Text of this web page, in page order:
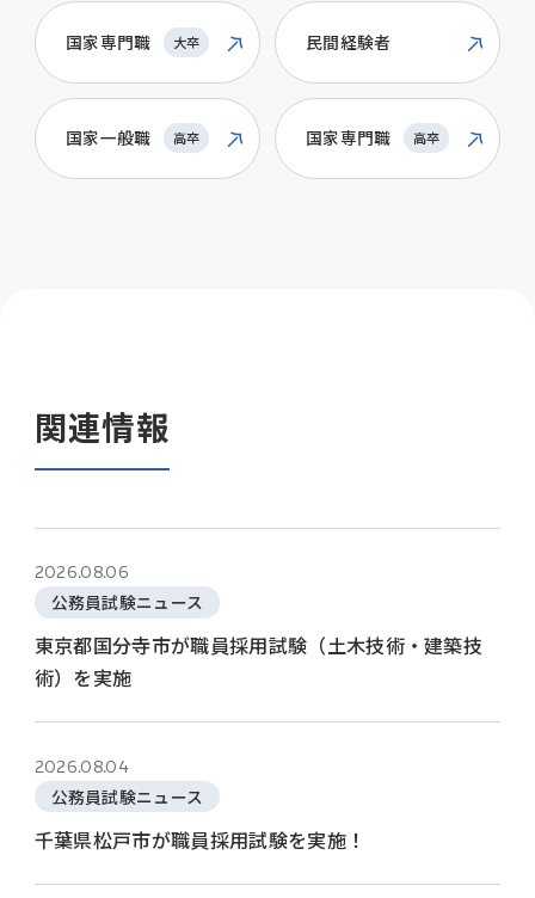
国家専門職 大卒 民間経験者
国家一般職 高卒 国家専門職 高卒
関連情報
2026.08.06
公務員試験ニュース
東京都国分寺市が職員採用試験（土木技術・建築技
術）を実施
2026.08.04
公務員試験ニュース
千葉県松戸市が職員採用試験を実施！